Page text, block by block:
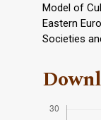
Model of
Eastern
Societies